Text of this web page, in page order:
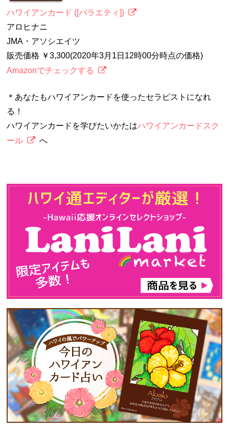
ハワイアンカード ([バラエティ])
アロヒナニ
JMA・アソシエイツ
販売価格 ￥3,300(2020年3月1日12時00分時点の価格)
Amazonでチェックする
＊あなたもハワイアンカードを使ったセラピストになれ
る！
ハワイアンカードを学びたいかたはハワイアンカードスク
ール
へ